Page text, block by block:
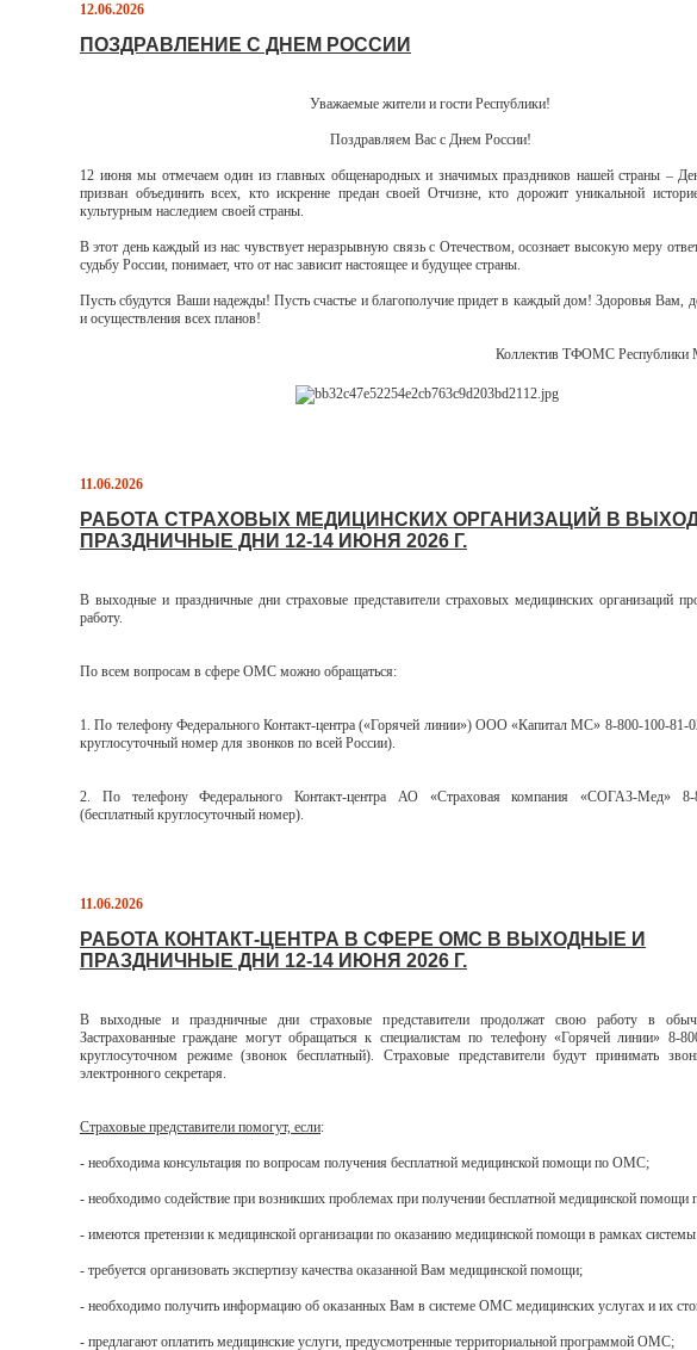
12.06.2026
ПОЗДРАВЛЕНИЕ С ДНЕМ РОССИИ
Уважаемые жители и гости Республики!
Поздравляем Вас с Днем России!
12 июня мы отмечаем один из главных общенародных и значимых праздников нашей страны –
призван объединить всех, кто искренне предан своей Отчизне, кто дорожит уникальной
культурным наследием своей страны.
В этот день каждый из нас чувствует неразрывную связь с Отечеством, осознает высокую меру
судьбу России, понимает, что от нас зависит настоящее и будущее страны.
Пусть сбудутся Ваши надежды! Пусть счастье и благополучие придет в каждый дом! Здоровья Вам,
и осуществления всех планов!
Коллектив ТФОМС
11.06.2026
РАБОТА СТРАХОВЫХ МЕДИЦИНСКИХ ОРГАНИЗАЦИЙ В
ПРАЗДНИЧНЫЕ ДНИ 12-14 ИЮНЯ 2026 Г.
В выходные и праздничные дни страховые представители страховых медицинских организаций
работу.
По всем вопросам в сфере ОМС можно обращаться:
1. По телефону Федерального Контакт-центра («Горячей линии») ООО «Капитал МС» 8-800-100-81-
круглосуточный номер для звонков по всей России).
2. По телефону Федерального Контакт-центра АО «Страховая компания «СОГАЗ-Мед» 8-
(бесплатный круглосуточный номер).
11.06.2026
РАБОТА КОНТАКТ-ЦЕНТРА В СФЕРЕ ОМС В ВЫХОДНЫЕ И
ПРАЗДНИЧНЫЕ ДНИ 12-14 ИЮНЯ 2026 Г.
В выходные и праздничные дни страховые представители продолжат свою работу в
Застрахованные граждане могут обращаться к специалистам по телефону «Горячей линии» 8-
круглосуточном режиме (звонок бесплатный). Страховые представители будут принимать
электронного секретаря.
Страховые представители помогут, если:
- необходима консультация по вопросам получения бесплатной медицинской помощи по ОМС;
- необходимо содействие при возникших проблемах при получении бесплатной медицинской
- имеются претензии к медицинской организации по оказанию медицинской помощи в рамках
- требуется организовать экспертизу качества оказанной Вам медицинской помощи;
- необходимо получить информацию об оказанных Вам в системе ОМС медицинских услугах и их
- предлагают оплатить медицинские услуги, предусмотренные территориальной программой ОМС;